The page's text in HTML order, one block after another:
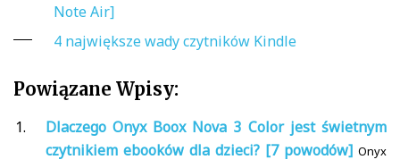
Note Air]
4 największe wady czytników Kindle
Powiązane Wpisy:
Dlaczego Onyx Boox Nova 3 Color jest świetnym
czytnikiem ebooków dla dzieci? [7 powodów] Onyx